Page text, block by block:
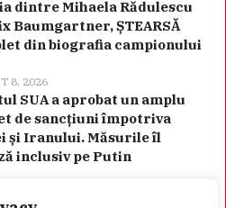
dintre Mihaela Rădulescu
Baumgartner, ȘTEARSĂ
din biografia campionului
8, 2026
SUA a aprobat un amplu
de sancțiuni împotriva
și Iranului. Măsurile îl
inclusiv pe Putin